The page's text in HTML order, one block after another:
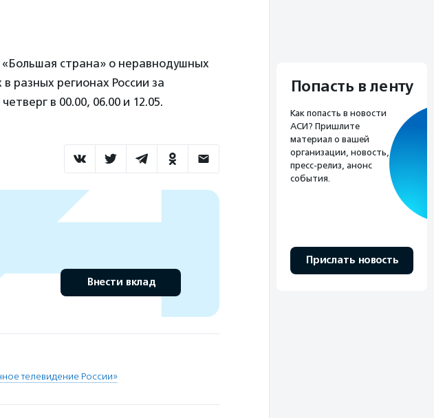
страна» о неравнодушных
разных регионах России за
в 00.00, 06.00 и 12.05.
Внести вклад
телевидение России»
Попасть в ленту
Как попасть в новости
АСИ? Пришлите
материал о вашей
организации, новость,
пресс-релиз, анонс
события.
Прислать новость